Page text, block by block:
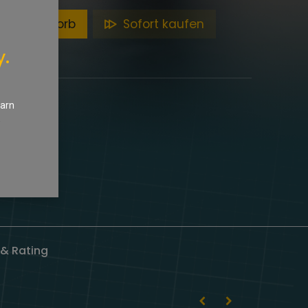
Warenkorb Sofort kaufen
Rating